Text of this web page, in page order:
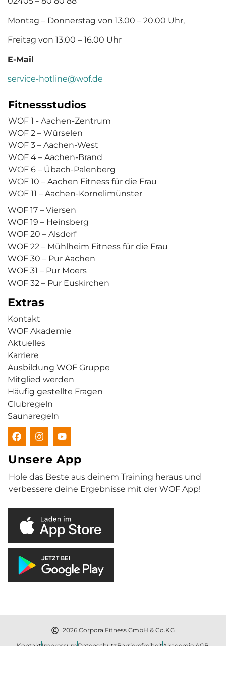
Montag – Donnerstag von 13.00 – 20.00 Uhr,
Freitag von 13.00 – 16.00 Uhr
E-Mail
service-hotline@wof.de
Fitnessstudios
WOF 1 - Aachen-Zentrum
WOF 2 – Würselen
WOF 3 – Aachen-West
WOF 4 – Aachen-Brand
WOF 6 – Übach-Palenberg
WOF 10 – Aachen Fitness für die Frau
WOF 11 – Aachen-Kornelimünster
WOF 17 – Viersen
WOF 19 – Heinsberg
WOF 20 – Alsdorf
WOF 22 – Mühlheim Fitness für die Frau
WOF 30 – Pur Aachen
WOF 31 – Pur Moers
WOF 32 – Pur Euskirchen
Extras
Kontakt
WOF Akademie
Aktuelles
Karriere
Ausbildung WOF Gruppe
Mitglied werden
Häufig gestellte Fragen
Clubregeln
Saunaregeln
Unsere App
Hole das Beste aus deinem Training heraus und
verbessere deine Ergebnisse mit der WOF App!
2026 Corpora Fitness GmbH & Co.KG
KontaktImpressumDatenschutzBarrierefreiheitAkademie AGB